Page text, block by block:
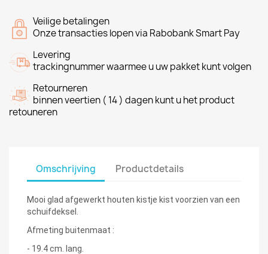
Veilige betalingen
Onze transacties lopen via Rabobank Smart Pay
Levering
trackingnummer waarmee u uw pakket kunt volgen
Retourneren
binnen veertien ( 14 ) dagen kunt u het product
retouneren
Omschrijving Productdetails
Mooi glad afgewerkt houten kistje kist voorzien van een
schuifdeksel.
Afmeting buitenmaat :
- 19.4 cm. lang.